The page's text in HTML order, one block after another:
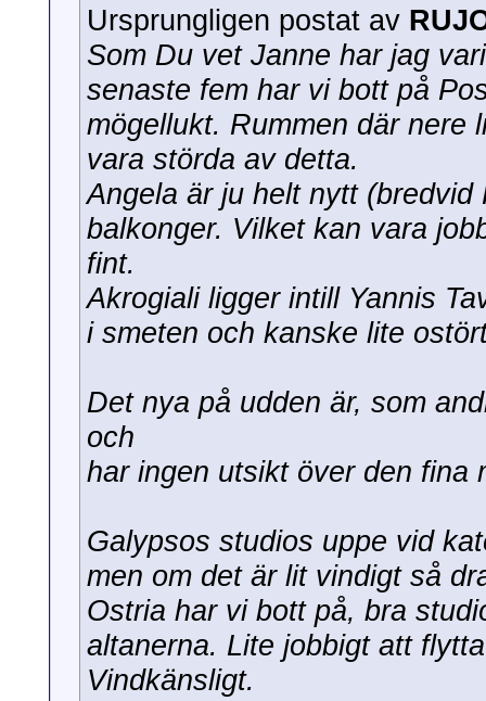
Ursprungligen postat av
Som Du vet Janne har jag
senaste fem har vi bott på
mögellukt. Rummen där nere
vara störda av detta.
Angela är ju helt nytt
balkonger. Vilket kan vara
fint.
Akrogiali ligger intill Yannis
i smeten och kanske lite
Det nya på udden är, som
och
har ingen utsikt över den fina
Galypsos studios uppe vid
men om det är lit vindigt så
Ostria har vi bott på, bra
altanerna. Lite jobbigt att
Vindkänsligt.